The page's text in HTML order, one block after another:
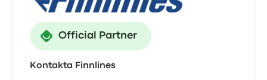
Official Partner
Kontakta Finnlines